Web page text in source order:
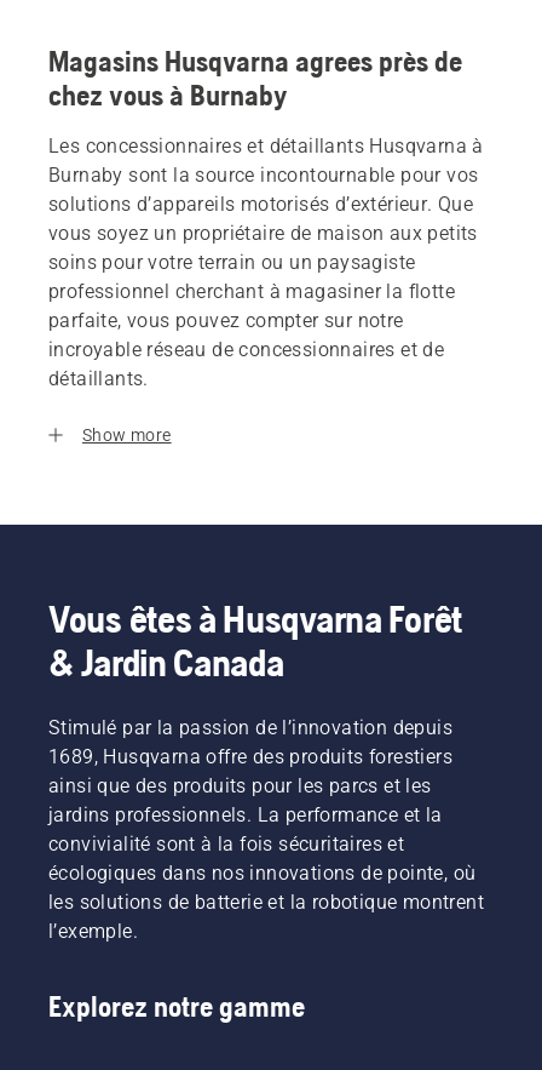
Magasins Husqvarna agrees près de
chez vous à Burnaby
Les concessionnaires et détaillants Husqvarna à
Burnaby sont la source incontournable pour vos
solutions d’appareils motorisés d’extérieur. Que
vous soyez un propriétaire de maison aux petits
soins pour votre terrain ou un paysagiste
professionnel cherchant à magasiner la flotte
parfaite, vous pouvez compter sur notre
incroyable réseau de concessionnaires et de
détaillants.
Show more
Vous êtes à Husqvarna Forêt
& Jardin Canada
Stimulé par la passion de l’innovation depuis
1689, Husqvarna offre des produits forestiers
ainsi que des produits pour les parcs et les
jardins professionnels. La performance et la
convivialité sont à la fois sécuritaires et
écologiques dans nos innovations de pointe, où
les solutions de batterie et la robotique montrent
l’exemple.
Explorez notre gamme